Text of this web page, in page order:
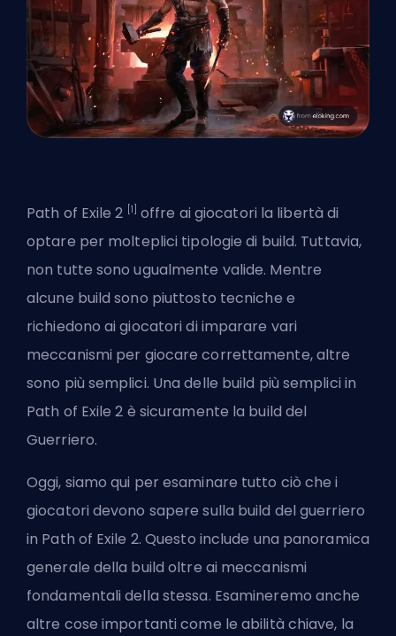
Path of Exile 2 [1] offre ai giocatori la libertà di
optare per molteplici tipologie di build. Tuttavia,
non tutte sono ugualmente valide. Mentre
alcune build sono piuttosto tecniche e
richiedono ai giocatori di imparare vari
meccanismi per giocare correttamente, altre
sono più semplici. Una delle build più semplici in
Path of Exile 2 è sicuramente la build del
Guerriero.
Oggi, siamo qui per esaminare tutto ciò che i
giocatori devono sapere sulla build del guerriero
in Path of Exile 2. Questo include una panoramica
generale della build oltre ai meccanismi
fondamentali della stessa. Esamineremo anche
altre cose importanti come leabilità chiave, la